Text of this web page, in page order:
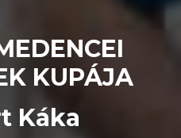
KUPÁJA
Káka